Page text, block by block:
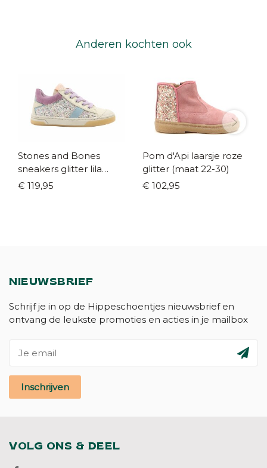
Anderen kochten ook
Stones and Bones
sneakers glitter lila
(maat 24-34)
€ 119,95
Pom d'Api laarsje roze
glitter (maat 22-30)
€ 102,95
NIEUWSBRIEF
Schrijf je in op de Hippeschoentjes nieuwsbrief en
ontvang de leukste promoties en acties in je mailbox
Inschrijven
VOLG ONS & DEEL